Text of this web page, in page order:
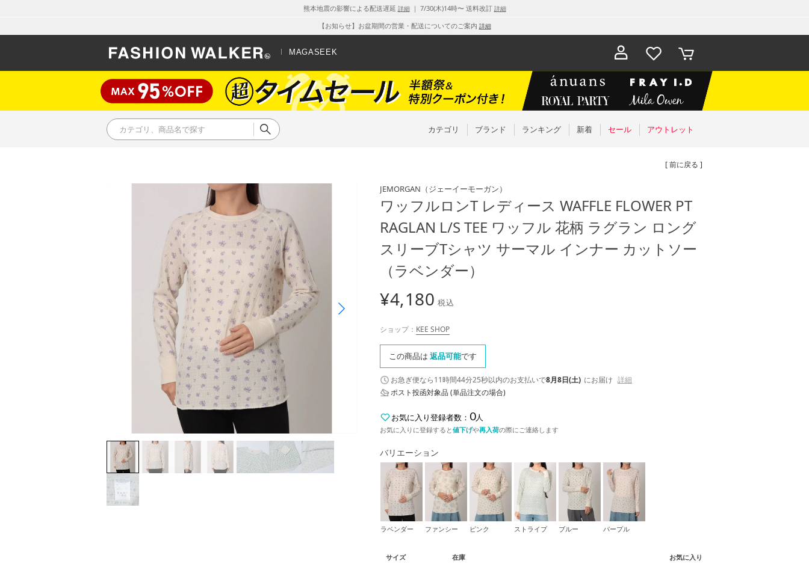
熊本地震の影響による配送遅延 詳細｜ 7/30(木)14時〜 送料改訂 詳細
【お知らせ】お盆期間の営業・配送についてのご案内 詳細
MAGASEEK
お気に入
り
カート
カテゴリ ブランド ランキング 新着 セール アウトレット
[ 前に戻る ]
JEMORGAN （ジェーイーモーガン）
ワッフルロンT レディース WAFFLE FLOWER PT
RAGLAN L/S TEE ワッフル 花柄 ラグラン ロング
スリーブTシャツ サーマル インナー カットソー
（ラベンダー）
¥4,180 税込
ショップ： KEE SHOP
この商品は 返品可能です
お急ぎ便なら11時間44分24秒以内のお支払いで8月8日(土) にお届け 詳細
ポスト投函対象品 (単品注文の場合)
お気に入り登録者数： 0人
お気に入りに登録すると値下げや再入荷の際にご連絡します
バリエーション
ラベンダー ファンシー ピンク ストライプ ブルー パープル
サイズ 在庫 お気に入り